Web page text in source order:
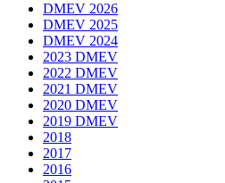
DMEV 2026
DMEV 2025
DMEV 2024
2023 DMEV
2022 DMEV
2021 DMEV
2020 DMEV
2019 DMEV
2018
2017
2016